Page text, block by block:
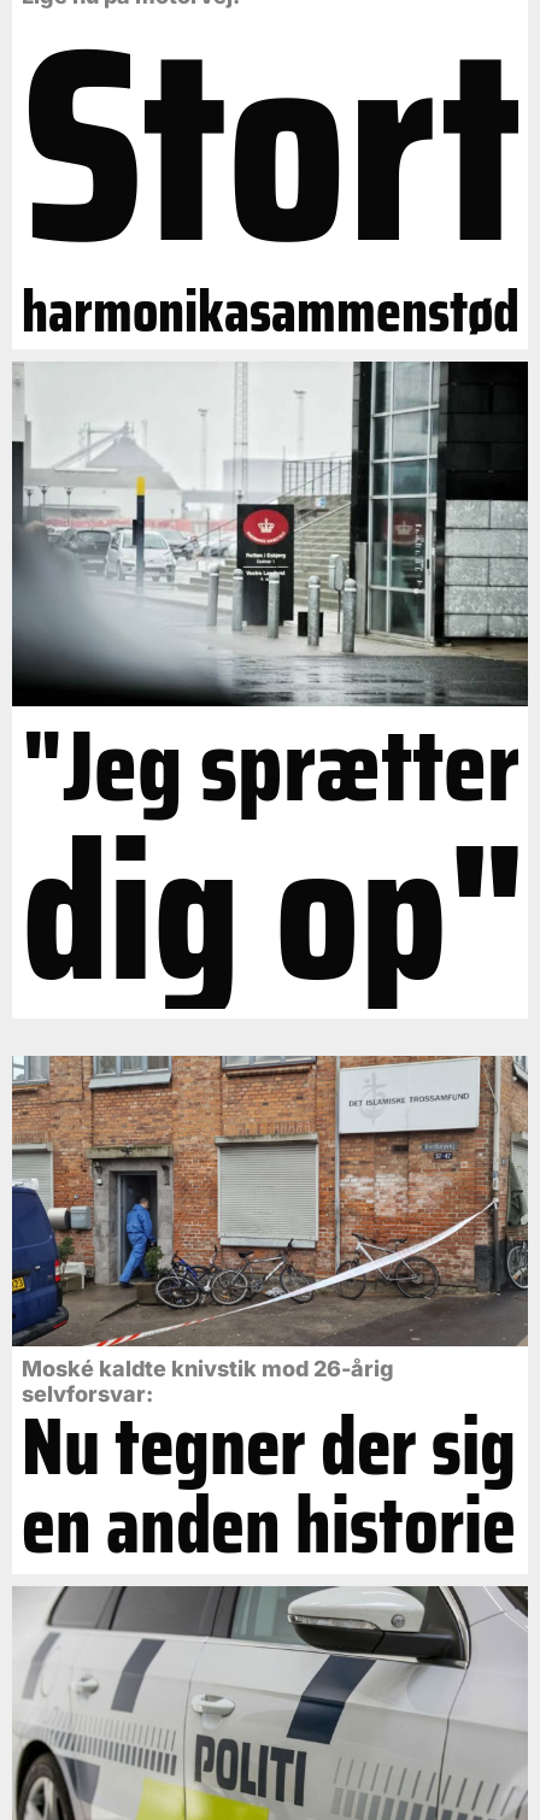
Stort
harmonikasammenstød
"Jeg sprætter
dig op"
Moské kaldte knivstik mod 26-årig
selvforsvar:
Nu tegner der sig
en anden historie